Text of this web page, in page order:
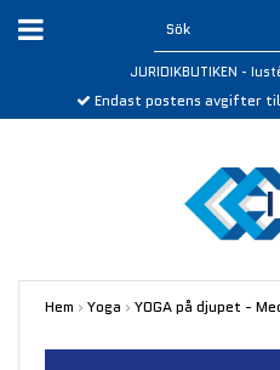
JURIDIKBUTIKEN -
Endast postens avgifter
Hem › Yoga › YOGA på djupet -